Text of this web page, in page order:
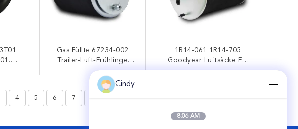
Gas Füllte 67234-002
Trailer-Luft-Frühlinge
W01-358-8109
Firestone-LKW-Airbags
KONTAKT
1R14-061 1R14-705
Goodyear Luftsäcke Für
LKWs W01-M58-6364
4 5 6 7 8 >
Cindy
8:06 AM